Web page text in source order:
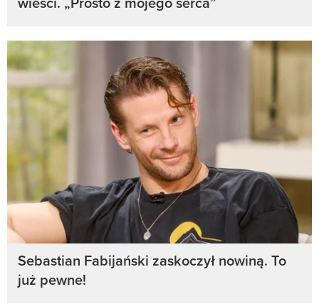
Sebastian Fabijański zaskoczył nowiną. To
już pewne!